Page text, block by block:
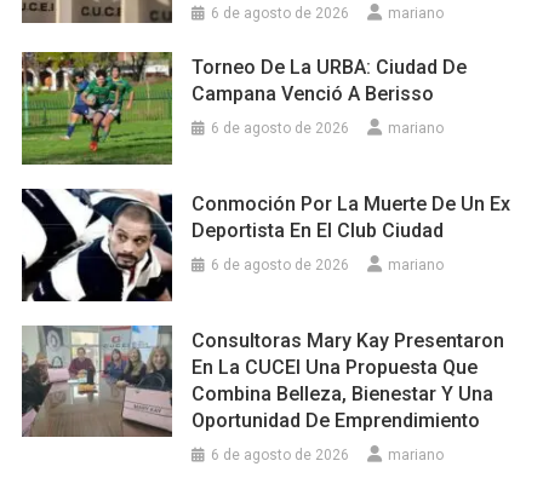
6 de agosto de 2026 mariano
Torneo De La URBA: Ciudad De
Campana Venció A Berisso
6 de agosto de 2026 mariano
Conmoción Por La Muerte De Un Ex
Deportista En El Club Ciudad
6 de agosto de 2026 mariano
Consultoras Mary Kay Presentaron
En La CUCEI Una Propuesta Que
Combina Belleza, Bienestar Y Una
Oportunidad De Emprendimiento
6 de agosto de 2026 mariano